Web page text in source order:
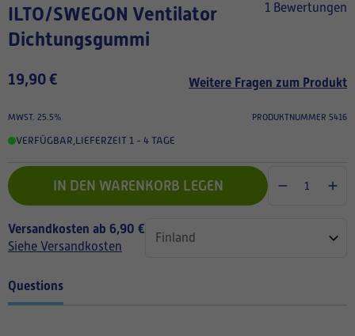
ILTO/SWEGON Ventilator
Dichtungsgummi
1 Bewertungen
19,90 € Weitere Fragen zum Produkt
MWST. 25.5% PRODUKTNUMMER 5416
VERFÜGBAR,LIEFERZEIT 1 - 4 TAGE
IN DEN WARENKORB LEGEN
Versandkosten ab 6,90 €
Siehe Versandkosten
Questions